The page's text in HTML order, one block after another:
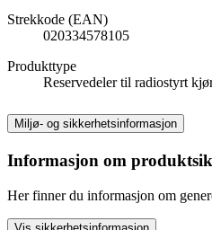
Strekkode (EAN)
020334578105
Produkttype
Reservedeler til radiostyrt
Miljø- og sikkerhetsinformasjon
Informasjon om
Her finner du informasjon om